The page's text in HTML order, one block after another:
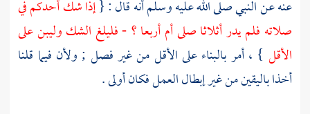
عنه عن النبي صلى الله عليه وسلم أنه قال : {إذا شك أحدكم في
صلاته فلم يدر أثلاثا صلى أم أربعا ؟ - فليلغ الشك وليبن على
الأقل } ، أمر بالبناء على الأقل من غير فصل ; ولأن فيما قلنا
أخذا باليقين من غير إبطال العمل فكان أولى .